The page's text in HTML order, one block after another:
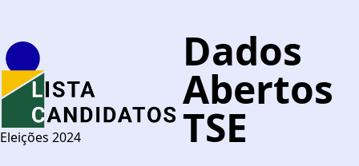
Eleições 2024
Dados
Abertos
TSE